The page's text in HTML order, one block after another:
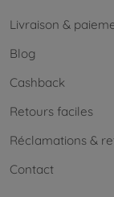
Livraison &
Blog
Cashback
Retours faciles
Réclamations &
Contact